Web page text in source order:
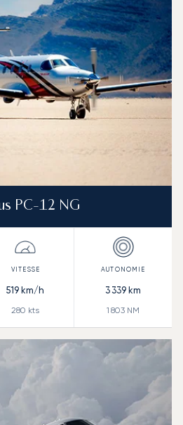
(nœuds) Autonomie (km)
PC-12 NG
519 km/h
280 kts
3 339 km
1 803 NM